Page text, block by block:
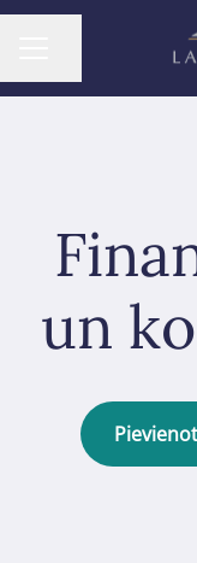
KARJERAS IZVĒLNE
Dalīties ar lapu
un